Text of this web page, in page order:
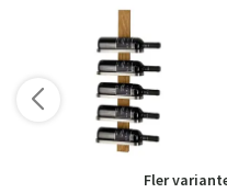
Fler